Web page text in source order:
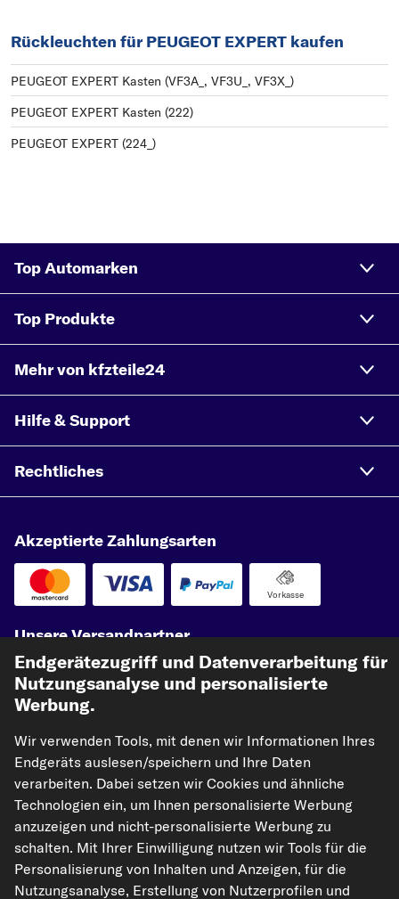
Rückleuchten für PEUGEOT EXPERT kaufen
PEUGEOT EXPERT Kasten (VF3A_, VF3U_, VF3X_)
PEUGEOT EXPERT Kasten (222)
PEUGEOT EXPERT (224_)
Top Automarken
Top Produkte
Mehr von kfzteile24
Hilfe & Support
Rechtliches
Akzeptierte Zahlungsarten
Vorkasse
Unsere Versandpartner
kfzteile24.de carpardoo.nl
carpardoo.fr
carpardoo.dk
Endgerätezugriff und Datenverarbeitung für
Nutzungsanalyse und personalisierte
Werbung.
Wir verwenden Tools, mit denen wir Informationen Ihres
Endgeräts auslesen/speichern und Ihre Daten
verarbeiten. Dabei setzen wir Cookies und ähnliche
Technologien ein, um Ihnen personalisierte Werbung
anzuzeigen und nicht-personalisierte Werbung zu
schalten. Mit Ihrer Einwilligung nutzen wir Tools für die
Personalisierung von Inhalten und Anzeigen, für die
Nutzungsanalyse, Erstellung von Nutzerprofilen und